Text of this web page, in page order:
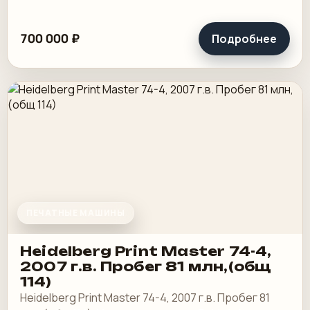
700 000 ₽ Подробнее
Heidelberg Print Master 74-4,
2007 г.в. Пробег 81 млн,(общ
114)
Heidelberg Print Master 74-4, 2007 г.в. Пробег 81